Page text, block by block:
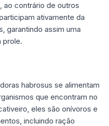
ao contrário de outros
ativamente da
garantindo assim uma
prole.
habrosus se alimentam
que encontram no
eles são onívoros e
incluindo ração